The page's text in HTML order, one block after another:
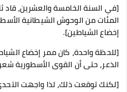
[في السنة الخامسة والعشرين، قاد
المئات من الوحوش الشيطانية
إخضاع الشياطين].
[للحظة واحدة، كان ممر إخضاع
الذعر، حتى أن القوى الأسطورية
[لكنك توقعت ذلك، لذا واجهت